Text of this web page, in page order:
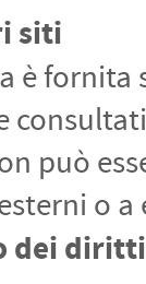
siti
è
può
o
dei diritti